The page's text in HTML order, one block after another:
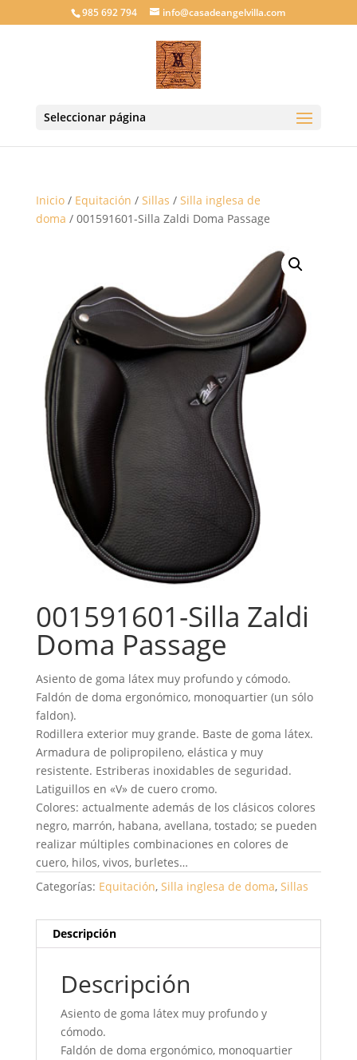
985 692 794 info@casadeangelvilla.com
Seleccionar página
Inicio/ Equitación / Sillas / Silla inglesa de
doma / 001591601-Silla Zaldi Doma Passage
001591601-Silla Zaldi
Doma Passage
Asiento de goma látex muy profundo y cómodo.
Faldón de doma ergonómico, monoquartier (un sólo
faldon).
Rodillera exterior muy grande. Baste de goma látex.
Armadura de polipropileno, elástica y muy
resistente. Estriberas inoxidables de seguridad.
Latiguillos en «V» de cuero cromo.
Colores: actualmente además de los clásicos colores
negro, marrón, habana, avellana, tostado; se pueden
realizar múltiples combinaciones en colores de
cuero, hilos, vivos, burletes…
Categorías: Equitación, Silla inglesa de doma, Sillas
Descripción
Descripción
Asiento de goma látex muy profundo y
cómodo.
Faldón de doma ergonómico, monoquartier